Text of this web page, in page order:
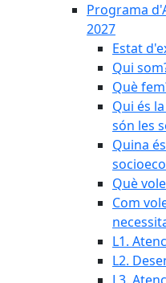
Programa
2027
Estat
Qui
Què
Qui és
són les
Quina
Què
Com
L1.
L2.